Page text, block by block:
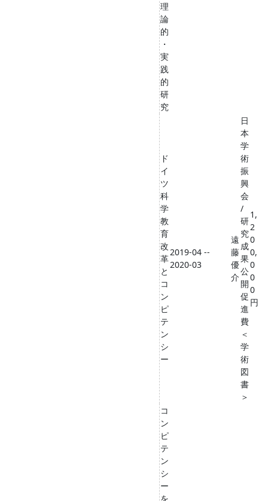
理
論
的
・
実
践
的
研
究
ド
イ
ツ
科
学
教
育
改
革
と
コ
ン
ピ
テ
ン
シ
ー
2019-04 --
2020-03
遠
藤
優
介
日
本
学
術
振
興
会
/
研
究
成
果
公
開
促
進
費
＜
学
術
図
書
＞
1,
2
0
0,
0
0
0
円
コ
ン
ピ
テ
ン
シ
ー
を